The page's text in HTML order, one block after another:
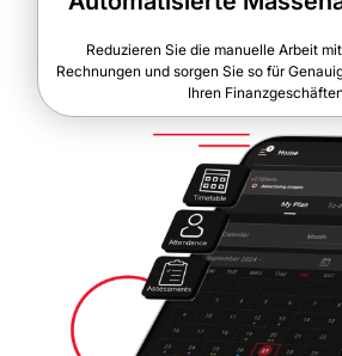
Reduzieren Sie die manuelle Arbeit
Rechnungen und sorgen Sie so für
Ihren